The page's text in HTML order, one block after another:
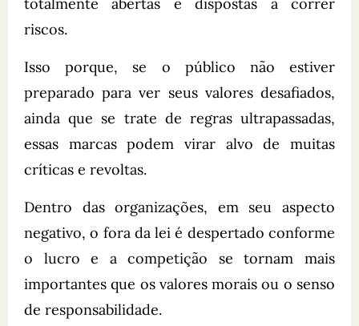
riscos.
Isso porque, se o público não estiver
preparado para ver seus valores desafiados,
ainda que se trate de regras ultrapassadas,
essas marcas podem virar alvo de muitas
críticas e revoltas.
Dentro das organizações, em seu aspecto
negativo, o fora da lei é despertado conforme
o lucro e a competição se tornam mais
importantes que os valores morais ou o senso
de responsabilidade.